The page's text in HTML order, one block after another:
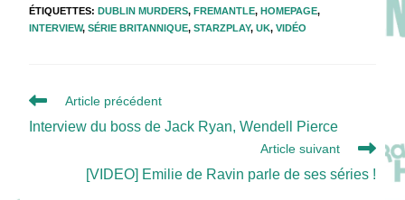
ÉTIQUETTES:DUBLIN MURDERS, FREMANTLE, HOMEPAGE,
INTERVIEW, SÉRIE BRITANNIQUE, STARZPLAY, UK, VIDÉO
Read
articles
Article précédent
Interview du boss de Jack Ryan, Wendell Pierce
Article suivant
[VIDEO] Emilie de Ravin parle de ses séries !